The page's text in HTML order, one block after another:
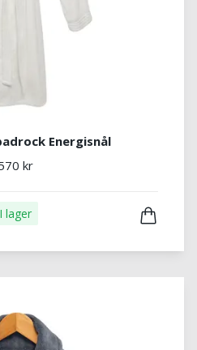
Energisnål
kr
I lager